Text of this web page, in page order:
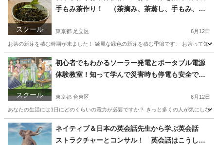
スクール
手もみ茶作り！ （茶摘み、茶蒸し、手もみ、）
東京都 足立区 6月12日
お茶の新芽を積む時期が来ました！ 綺麗な緑色の新芽を積む季節です。 お茶って知
東京 足立区 料理 埼玉 さいたま市 料理 バリカン
スクール
初心者でもわかるソーラー発電とポータブル電源
体験教室！知って学んで災害時も停電も安全で安
東京都 台東区 6月12日
あなたの生活には1日にどのくらいの電力が必要ですか？ きっと多くの人が気にしな
東京 台東区 生活知識 興味
ネイティブ＆日本の英会話先生から学ぶ英会話
ストラクチャーとコンサル！ 英会話はこうして